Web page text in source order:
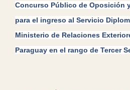
Concurso Público de Oposición
para el ingreso al Servicio
Ministerio de Relaciones
Paraguay en el rango de Tercer